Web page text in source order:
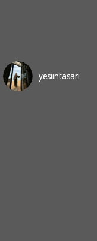
yesiintasari